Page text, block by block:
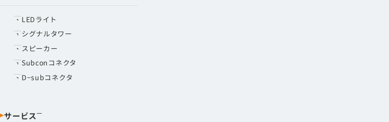
LEDライト
シグナルタワー
スピーカー
Subconコネクタ
D−subコネクタ
サービス